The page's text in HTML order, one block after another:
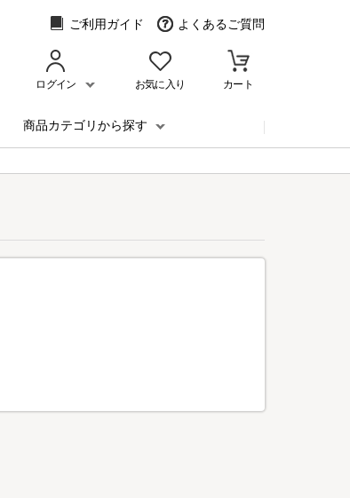
ご利用ガイド よくあるご質問
ログイン お気に入り カート
商品カテゴリから探す